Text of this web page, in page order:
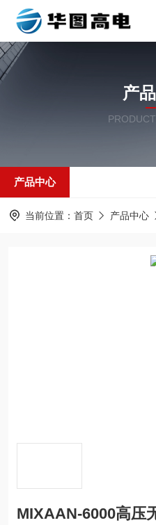
产
产品中心
当前位置： 首页 产品中心
MIXAAN-6000高压